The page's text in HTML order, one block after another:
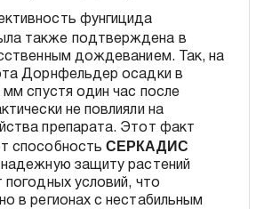
фунгицида
также подтверждена в
дождеванием. Так, на
Дорнфельдер осадки в
мм спустя один час после
не повлияли на
препарата. Этот факт
способностьСЕРКАДИС
защиту растений
погодных условий, что
в регионах с нестабильным